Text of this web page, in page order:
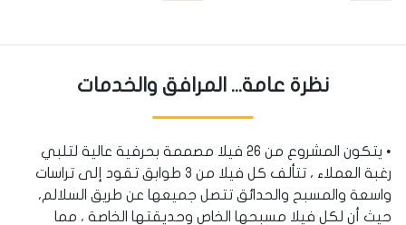
نظرة عامة... المرافق والخدمات
• يتكون المشروع من 26 فيلا مصممة بحرفية عالية لتلبي
رغبة العملاء ، تتألف كل فيلا من 3 طوابق تقود إلى تراسات
واسعة والمسبح والحدائق تتصل جميعها عن طريق السلالم،
حيث أن لكل فيلا مسبحها الخاص وحديقتها الخاصة ، مما